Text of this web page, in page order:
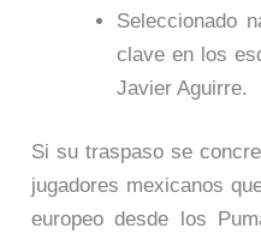
Seleccionado
clave en los
Javier Aguirre.
Si su traspaso se
jugadores mexicanos
europeo desde los